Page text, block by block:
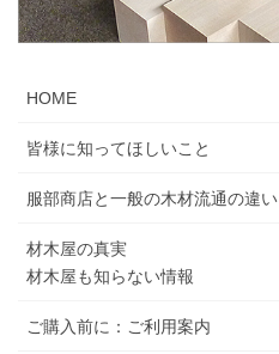
HOME
皆様に知ってほしいこと
服部商店と一般の木材流通の違い
材木屋の真実
材木屋も知らない情報
ご購入前に：ご利用案内